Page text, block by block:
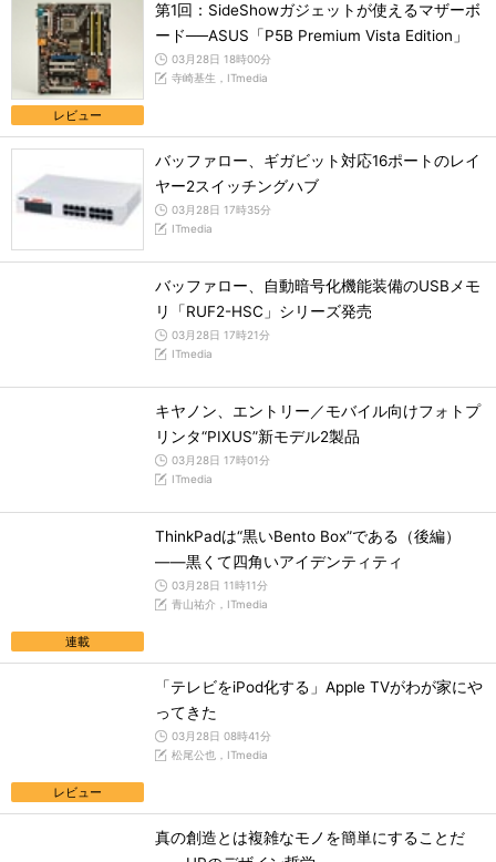
レビュー
第1回：SideShowガジェットが使えるマザーボ
ード──ASUS「P5B Premium Vista Edition」
03月28日 18時00分
寺崎基生，ITmedia
バッファロー、ギガビット対応16ポートのレイ
ヤー2スイッチングハブ
03月28日 17時35分
ITmedia
バッファロー、自動暗号化機能装備のUSBメモ
リ「RUF2-HSC」シリーズ発売
03月28日 17時21分
ITmedia
キヤノン、エントリー／モバイル向けフォトプ
リンタ“PIXUS”新モデル2製品
03月28日 17時01分
ITmedia
連載
ThinkPadは“黒いBento Box”である（後編）
――黒くて四角いアイデンティティ
03月28日 11時11分
青山祐介，ITmedia
レビュー
「テレビをiPod化する」Apple TVがわが家にや
ってきた
03月28日 08時41分
松尾公也，ITmedia
真の創造とは複雑なモノを簡単にすることだ